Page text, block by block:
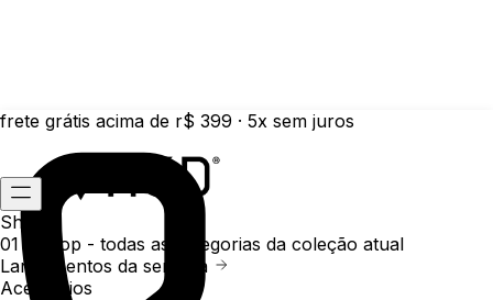
frete grátis acima de r$ 399 · 5x sem juros
Shop
01 /
Shop - todas as categorias da coleção atual
Lançamentos da semana
Acessórios